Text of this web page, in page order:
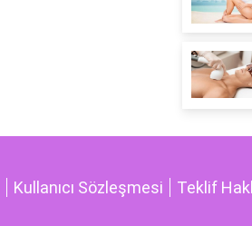
Kullanıcı Sözleşmesi Teklif